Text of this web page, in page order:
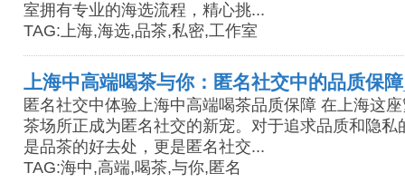
室拥有专业的海选流程，精心挑...
TAG:上海,海选,品茶,私密,工作室
上海中高端喝茶与你：匿名社交中的品质保
匿名社交中体验上海中高端喝茶品质保障 在上海这
茶场所正成为匿名社交的新宠。对于追求品质和隐私
是品茶的好去处，更是匿名社交...
TAG:海中,高端,喝茶,与你,匿名